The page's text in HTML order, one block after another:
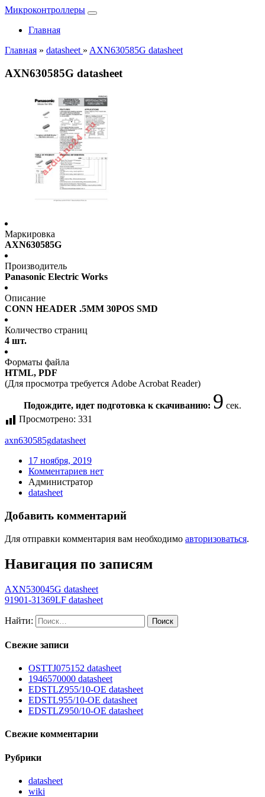
Микроконтроллеры
Главная
Главная » datasheet » AXN630585G datasheet
AXN630585G datasheet
Маркировка
AXN630585G
Производитель
Panasonic Electric Works
Описание
CONN HEADER .5MM 30POS SMD
Количество страниц
4 шт.
Форматы файла
HTML, PDF
(Для просмотра требуется Adobe Acrobat Reader)
Подождите, идет подготовка к скачиванию: 9 сек.
Просмотрено: 331
axn630585gdatasheet
17 ноября, 2019
Комментариев нет
Администратор
datasheet
Добавить комментарий
Для отправки комментария вам необходимо авторизоваться.
Навигация по записям
AXN530045G datasheet
91901-31369LF datasheet
Найти:
Свежие записи
OSTTJ075152 datasheet
1946570000 datasheet
EDSTLZ955/10-OE datasheet
EDSTL955/10-OE datasheet
EDSTLZ950/10-OE datasheet
Свежие комментарии
Рубрики
datasheet
wiki